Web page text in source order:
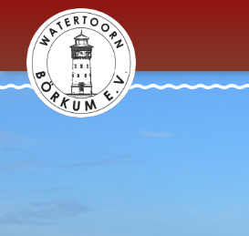
Wassermuseum
Öffnungszeiten